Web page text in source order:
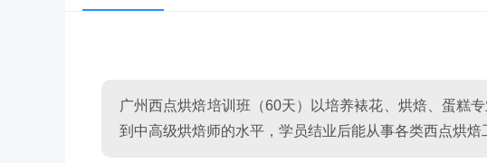
广州西点烘焙培训班（60天）以培养裱花、烘焙、蛋糕
到中高级烘焙师的水平，学员结业后能从事各类西点烘焙